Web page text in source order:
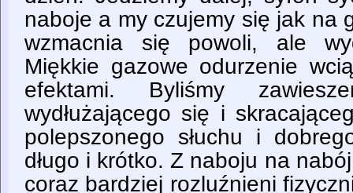
naboje a my czujemy się jak na
wzmacnia się powoli, ale
Miękkie gazowe odurzenie
efektami. Byliśmy
wydłużającego się i
polepszonego słuchu i
długo i krótko. Z naboju na
coraz bardziej rozluźnieni